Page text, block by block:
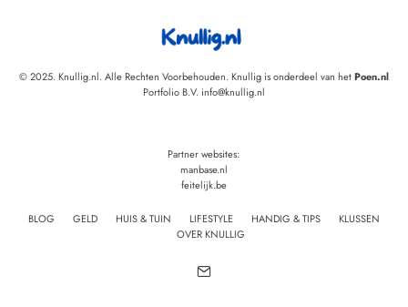
© 2025. Knullig.nl. Alle Rechten Voorbehouden. Knullig is onderdeel van hetPoen.nl
Portfolio B.V. info@knullig.nl
Partner websites:
manbase.nl
feitelijk.be
BLOG GELD HUIS & TUIN LIFESTYLE HANDIG & TIPS
KLUSSEN
OVER KNULLIG